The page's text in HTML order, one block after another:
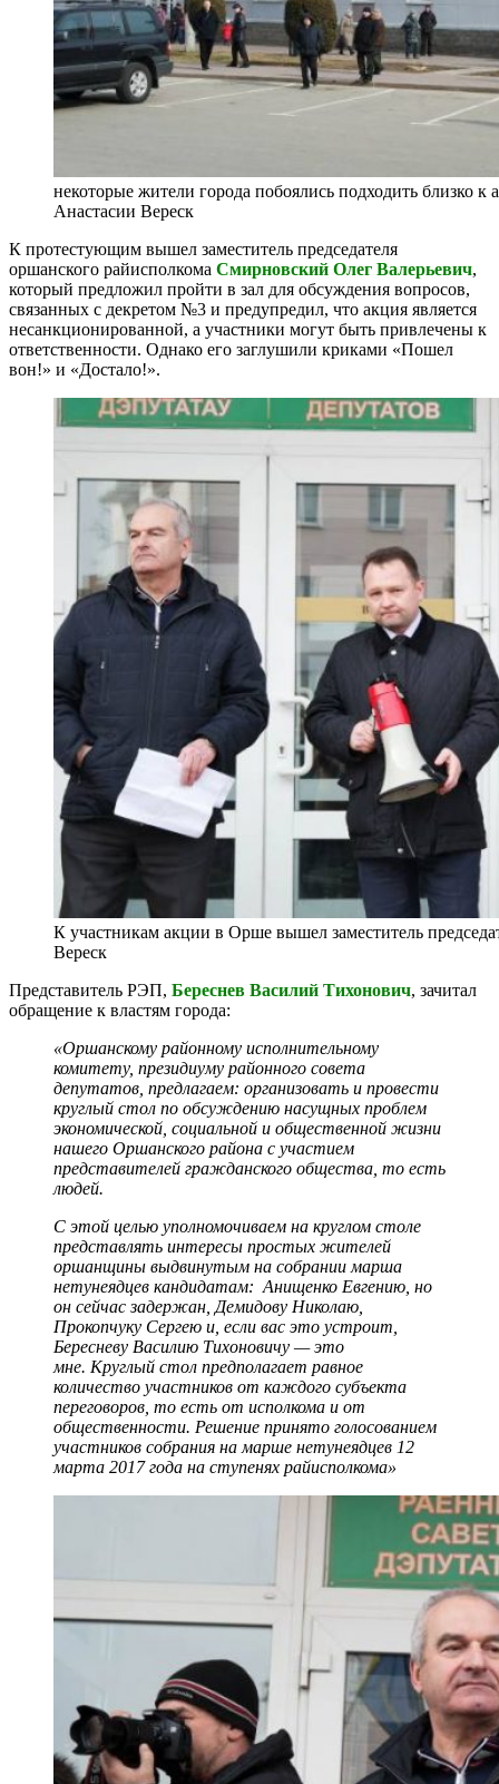
некоторые жители города побоялись подходить близко
Анастасии Вереск
К протестующим вышел заместитель председателя
оршанского райисполкома Смирновский Олег Валерьевич,
который предложил пройти в зал для обсуждения вопросов,
связанных с декретом №3 и предупредил, что акция является
несанкционированной, а участники могут быть привлечены к
ответственности. Однако его заглушили криками «Пошел
вон!» и «Достало!».
К участникам акции в Орше вышел заместитель
Вереск
Представитель РЭП, Береснев Василий Тихонович, зачитал
обращение к властям города:
«Оршанскому районному исполнительному
комитету, президиуму районного совета
депутатов, предлагаем: организовать и провести
круглый стол по обсуждению насущных проблем
экономической, социальной и общественной жизни
нашего Оршанского района с участием
представителей гражданского общества, то есть
людей.
С этой целью уполномочиваем на круглом столе
представлять интересы простых жителей
оршанщины выдвинутым на собрании марша
нетунеядцев кандидатам: Анищенко Евгению, но
он сейчас задержан, Демидову Николаю,
Прокопчуку Сергею и, если вас это устроит,
Бересневу Василию Тихоновичу — это
мне. Круглый стол предполагает равное
количество участников от каждого субъекта
переговоров, то есть от исполкома и от
общественности. Решение принято голосованием
участников собрания на марше нетунеядцев 12
марта 2017 года на ступенях райисполкома»